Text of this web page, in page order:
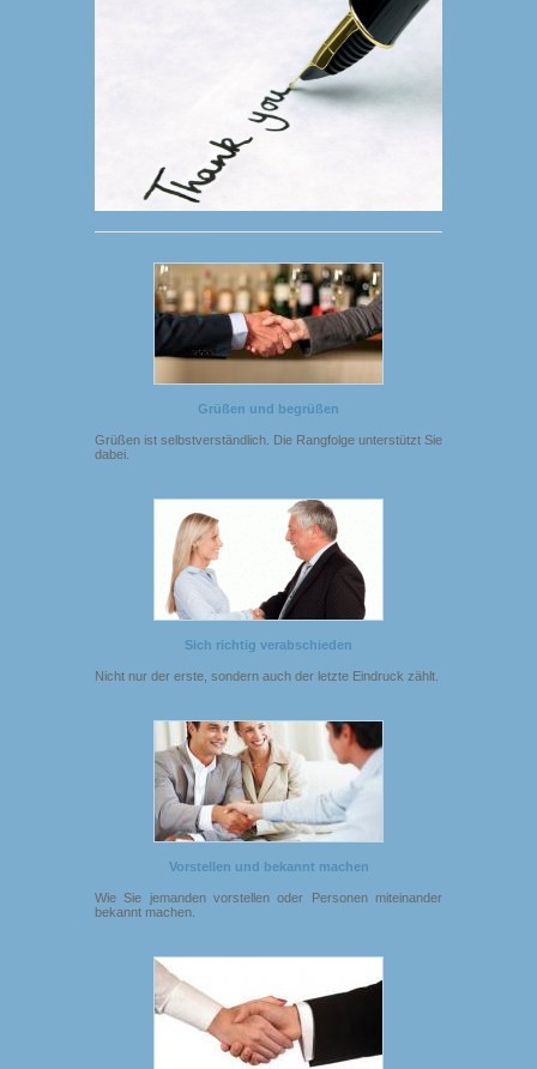
Grüßen und begrüßen
Grüßen ist selbstverständlich. Die Rangfolge unterstützt Sie
dabei.
Sich richtig verabschieden
Nicht nur der erste, sondern auch der letzte Eindruck zählt.
Vorstellen und bekannt machen
Wie Sie jemanden vorstellen oder Personen miteinander
bekannt machen.